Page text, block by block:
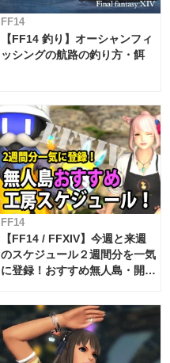
FF14
【FF14 釣り】オーシャンフィ
ッシングの航路の釣り方・餌
FF14
【FF14 / FFXIV】今週と来週
のスケジュール２週間分を一気
に登録！おすすめ無人島・開拓
対応 / 毎週更新中】